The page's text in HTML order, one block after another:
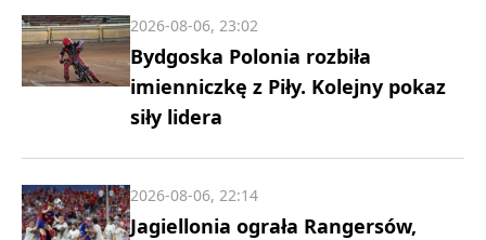
Bydgoska Polonia rozbiła
imienniczkę z Piły. Kolejny pokaz
siły lidera
2026-08-06, 23:02
Jagiellonia ograła Rangersów,
2026-08-06, 22:14